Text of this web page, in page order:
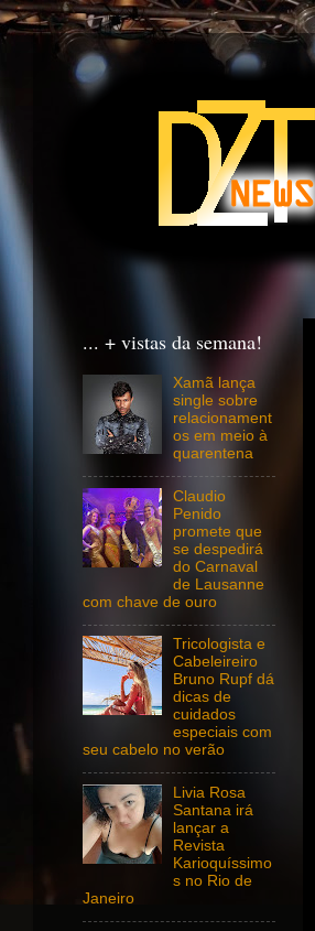
... + vistas da semana!
Xamã lança
single sobre
relacionament
os em meio à
quarentena
Claudio
Penido
promete que
se despedirá
do Carnaval
de Lausanne
com chave de ouro
Tricologista e
Cabeleireiro
Bruno Rupf dá
dicas de
cuidados
especiais com
seu cabelo no verão
Livia Rosa
Santana irá
lançar a
Revista
Karioquíssimo
s no Rio de
Janeiro